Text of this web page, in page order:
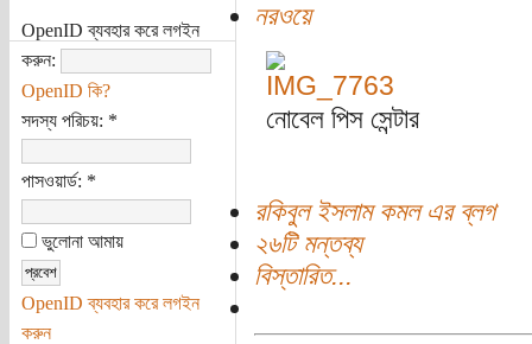
OpenID ব্যবহার করে লগইন
করুন:
OpenID কি?
সদস্য পরিচয়: *
পাসওয়ার্ড: *
ভুলোনা আমায়
OpenID ব্যবহার করে লগইন
করুন
নরওয়ে
নোবেল পিস সেন্টার
রকিবুল ইসলাম কমল এর ব্লগ
২৬টি মন্তব্য
বিস্তারিত...